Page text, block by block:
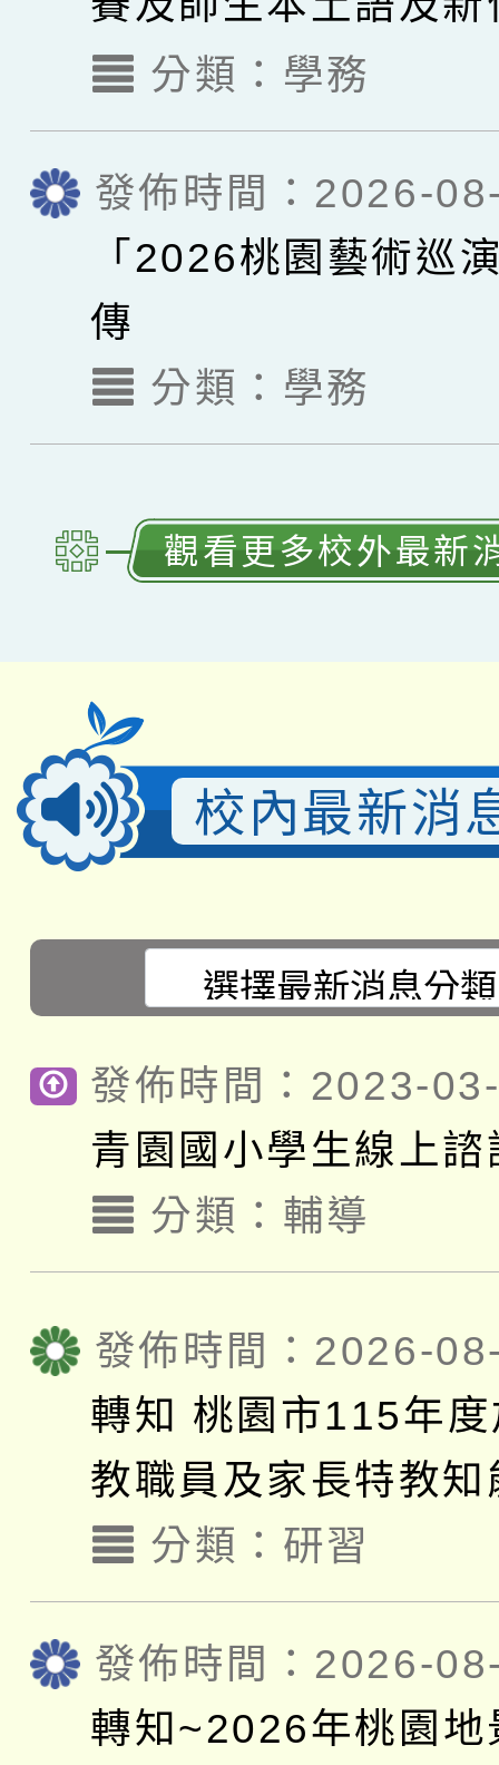
謠比賽實施要點各1
分類： 學務
發佈時間：2026-
「2026桃園藝術巡
傳
分類： 學務
觀看更多校外最新
校內最新消
發佈時間：2023-
青園國小學生線上諮
分類： 輔導
發佈時間：2026-
轉知 桃園市115年
教職員及家長特教知
分類： 研習
發佈時間：2026-
轉知~2026年桃園地